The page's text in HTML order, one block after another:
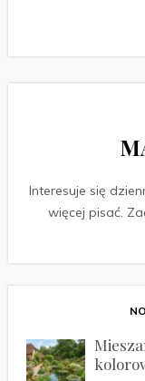
Interesuje się
więcej pisać.